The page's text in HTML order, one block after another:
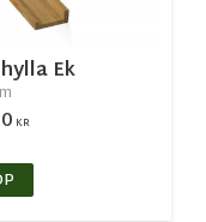
Ek
KR